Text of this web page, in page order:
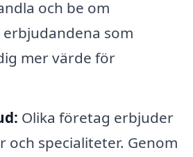
och be om
som
mer värde för
Olika företag erbjuder
och specialiteter. Genom